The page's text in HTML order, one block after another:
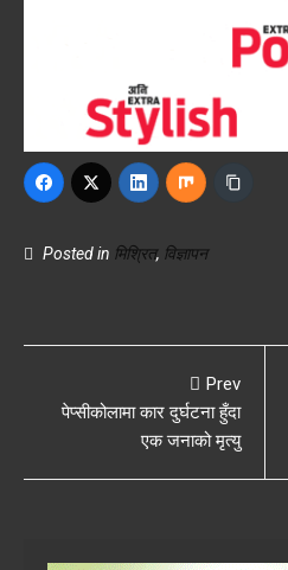
Posted in मिश्रित, विज्ञापन
Prev
पेप्सीकोलामा कार दुर्घटना हुँदा
एक जनाको मृत्यु